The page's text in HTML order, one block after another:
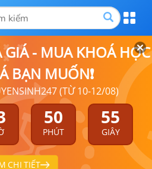
GIÁ - MUA KHOÁ HỌC
BẠN MUỐN❗
(TỪ 10-12/08)
50
PHÚT
55
GIÂY
CHI TIẾT